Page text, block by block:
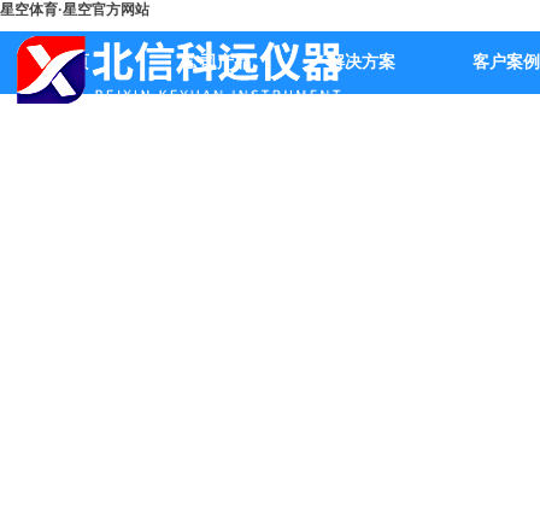
星空体育·星空官方网站
首页 公司产品 解决方案 客户案例